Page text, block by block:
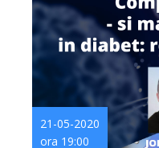
21-05-2020
ora 19:00